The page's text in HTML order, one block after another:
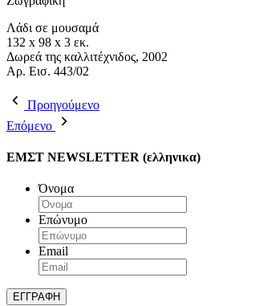
Λάδι σε μουσαμά
132 x 98 x 3 εκ.
Δωρεά της καλλιτέχνιδος, 2002
Aρ. Εισ. 443/02
Προηγούμενο
Επόμενο
ΕΜΣΤ NEWSLETTER (ελληνικα)
Όνομα
Επώνυμο
Email